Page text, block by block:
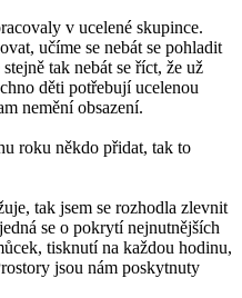
v ucelené skupince.
učíme se nebát se pohladit
tak nebát se říct, že už
děti potřebují ucelenou
nemění obsazení.
roku někdo přidat, tak to
tak jsem se rozhodla zlevnit
se o pokrytí nejnutnějších
tisknutí na každou hodinu,
jsou nám poskytnuty